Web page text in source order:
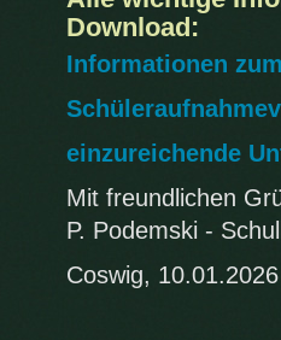
Download:
Informationen
einzureichende
Mit freundlichen
P. Podemski -
Coswig, 10.01.2026